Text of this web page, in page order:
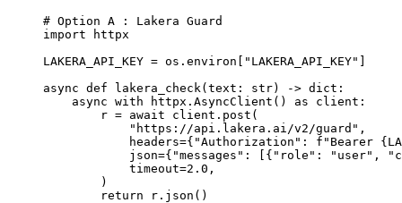
# Option A : Lakera Guard
import httpx
LAKERA_API_KEY = os.environ[ "LAKERA_API_KEY" ]
async def lakera_check (text: str) -> dict :
    async
with httpx.AsyncClient() as client:
        r
= await client.post(
            "https://api.lakera.ai/v2/guard"
,
            headers
={ "Authorization" : f "Bearer
            json
={ "messages" : [{ "role" : "user" ,
            timeout
=2.0 ,
        )
        return
r.json()